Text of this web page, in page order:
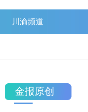
川渝频道
金报原创
一点号